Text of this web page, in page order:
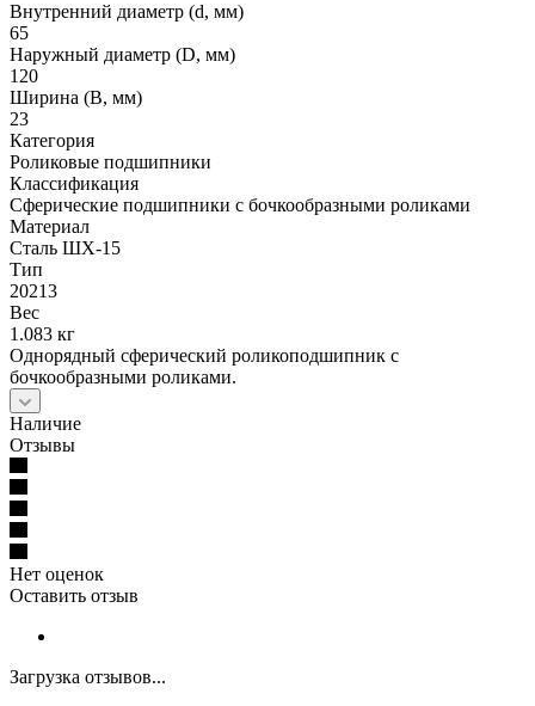
Внутренний диаметр (d, мм)
65
Наружный диаметр (D, мм)
120
Ширина (B, мм)
23
Категория
Роликовые подшипники
Классификация
Сферические подшипники с бочкообразными роликами
Материал
Сталь ШХ-15
Тип
20213
Вес
1.083 кг
Однорядный сферический роликоподшипник с
бочкообразными роликами.
Наличие
Отзывы
Нет оценок
Оставить отзыв
Загрузка отзывов...